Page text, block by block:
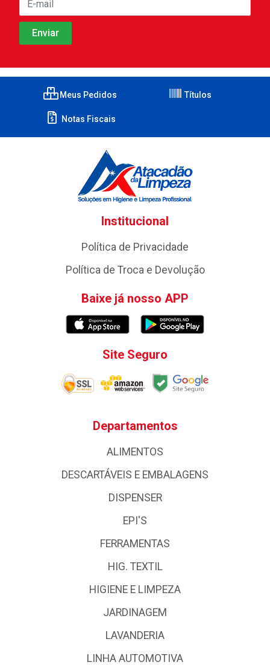
Meus Pedidos Títulos
Notas Fiscais
Institucional
Política de Privacidade
Política de Troca e Devolução
Baixe já nosso APP
Site Seguro
Departamentos
ALIMENTOS
DESCARTÁVEIS E EMBALAGENS
DISPENSER
EPI'S
FERRAMENTAS
HIG. TEXTIL
HIGIENE E LIMPEZA
JARDINAGEM
LAVANDERIA
LINHA AUTOMOTIVA